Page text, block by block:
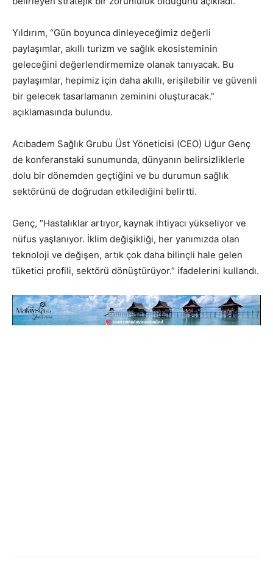
Yıldırım, “Gün boyunca dinleyeceğimiz değerli
paylaşımlar, akıllı turizm ve sağlık ekosisteminin
geleceğini değerlendirmemize olanak tanıyacak. Bu
paylaşımlar, hepimiz için daha akıllı, erişilebilir ve güvenli
bir gelecek tasarlamanın zeminini oluşturacak.”
açıklamasında bulundu.
Acıbadem Sağlık Grubu Üst Yöneticisi (CEO) Uğur Genç
de konferanstaki sunumunda, dünyanın belirsizliklerle
dolu bir dönemden geçtiğini ve bu durumun sağlık
sektörünü de doğrudan etkilediğini belirtti.
Genç, “Hastalıklar artıyor, kaynak ihtiyacı yükseliyor ve
nüfus yaşlanıyor. İklim değişikliği, her yanımızda olan
teknoloji ve değişen, artık çok daha bilinçli hale gelen
tüketici profili, sektörü dönüştürüyor.” ifadelerini kullandı.